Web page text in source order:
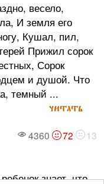
весело,
И земля его
Кушал, пил,
Прижил сорок
Сорок
и душой. Что
темный ...
читать
4360 72 13
знает, что